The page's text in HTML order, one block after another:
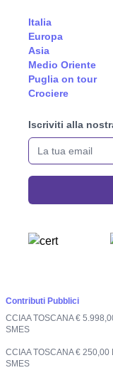
Italia
Europa
Asia
Medio Oriente
Puglia on tour
Crociere
Iscriviti alla
La tua email
Contributi Pubblici
CCIAA TOSCANA €
SMES
CCIAA TOSCANA € 250,00
SMES